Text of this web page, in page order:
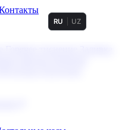
RU UZ